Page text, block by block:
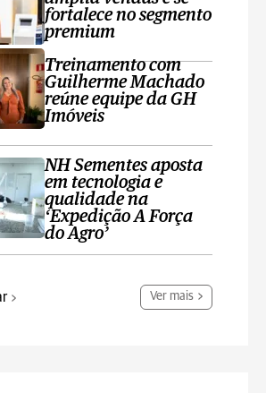
fortalece no segmento
premium
Treinamento com
Guilherme Machado
reúne equipe da GH
Imóveis
NH Sementes aposta
em tecnologia e
qualidade na
‘Expedição A Força
do Agro’
Ver mais